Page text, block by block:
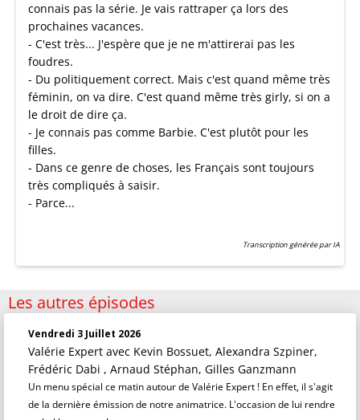
connais pas la série. Je vais rattraper ça lors des
prochaines vacances.
- C'est très... J'espère que je ne m'attirerai pas les
foudres.
- Du politiquement correct. Mais c'est quand même très
féminin, on va dire. C'est quand même très girly, si on a
le droit de dire ça.
- Je connais pas comme Barbie. C'est plutôt pour les
filles.
- Dans ce genre de choses, les Français sont toujours
très compliqués à saisir.
- Parce...
Transcription générée par IA
Les autres épisodes
Vendredi 3 Juillet 2026
Valérie Expert avec Kevin Bossuet, Alexandra Szpiner,
Frédéric Dabi , Arnaud Stéphan, Gilles Ganzmann
Un menu spécial ce matin autour de Valérie Expert ! En effet, il s'agit
de la dernière émission de notre animatrice. L'occasion de lui rendre